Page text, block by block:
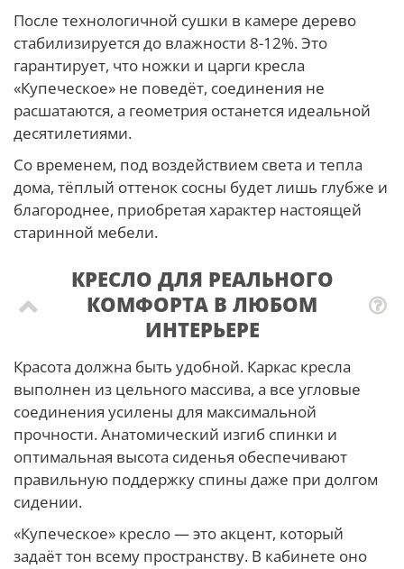
После технологичной сушки в камере дерево
стабилизируется до влажности 8-12%. Это
гарантирует, что ножки и царги кресла
«Купеческое» не поведёт, соединения не
расшатаются, а геометрия останется идеальной
десятилетиями.
Со временем, под воздействием света и тепла
дома, тёплый оттенок сосны будет лишь глубже и
благороднее, приобретая характер настоящей
старинной мебели.
КРЕСЛО ДЛЯ РЕАЛЬНОГО
КОМФОРТА В ЛЮБОМ
ИНТЕРЬЕРЕ
Красота должна быть удобной. Каркас кресла
выполнен из цельного массива, а все угловые
соединения усилены для максимальной
прочности. Анатомический изгиб спинки и
оптимальная высота сиденья обеспечивают
правильную поддержку спины даже при долгом
сидении.
«Купеческое» кресло — это акцент, который
задаёт тон всему пространству. В кабинете оно